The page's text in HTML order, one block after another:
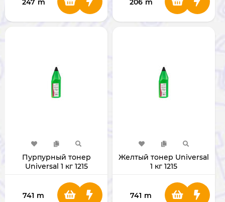
Пурпурный тонер
Universal 1 кг 1215
741 m
Желтый тонер Universal
1 кг 1215
741 m